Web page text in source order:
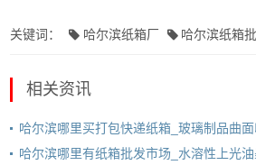
关键词： 哈尔滨纸箱厂 哈尔滨纸箱
相关资讯
哈尔滨哪里买打包快递纸箱_玻璃制品曲
哈尔滨哪里有纸箱批发市场_水溶性上光